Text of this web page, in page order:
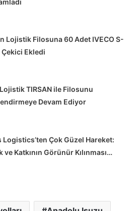
Lojistik Filosuna 60 Adet IVECO S-
Çekici Ekledi
TIRSAN ile Filosunu
Devam Ediyor
Logistics’ten Çok Güzel Hareket:
ve Katkının Görünür Kılınması…